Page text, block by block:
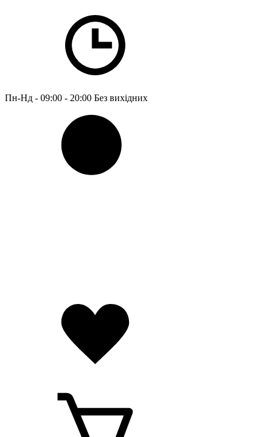
Пн-Нд - 09:00 - 20:00 Без вихідних